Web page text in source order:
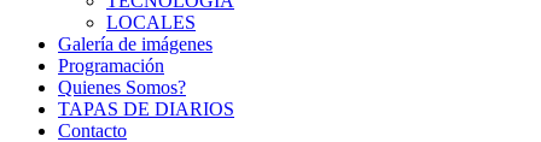
LOCALES
Galería de imágenes
Programación
Quienes Somos?
TAPAS DE DIARIOS
Contacto